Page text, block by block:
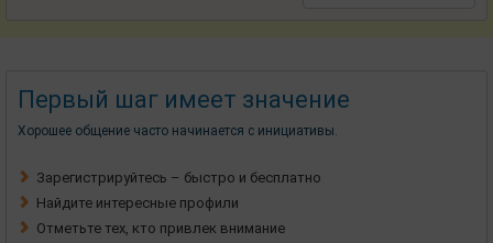
Первый шаг имеет значение
Хорошее общение часто начинается с инициативы.
Зарегистрируйтесь – быстро и бесплатно
Найдите интересные профили
Отметьте тех, кто привлек внимание